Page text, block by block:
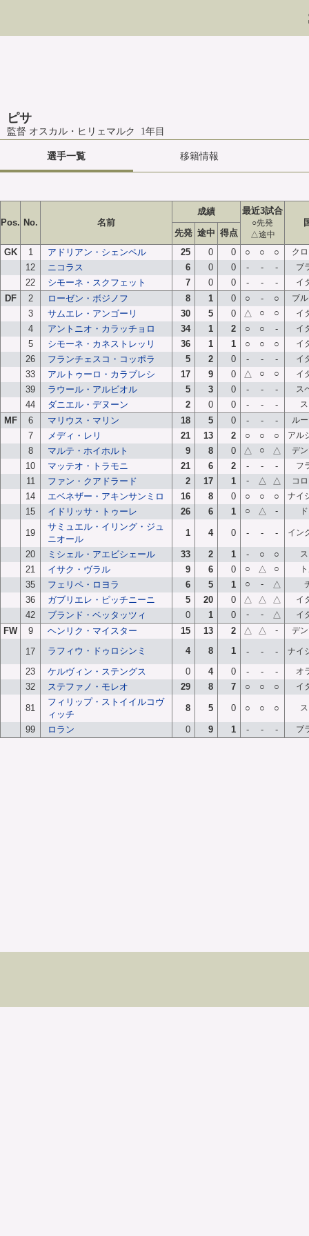
ピサ
監督 オスカル・ヒリェマルク 1年目
選手一覧 移籍情報
Pos. No. 名前
成績 最近3試合
○先発
△途中
先発 途中 得点
GK
1 アドリアン・シェンペル 25 0 0 ○ ○ ○ ク
12 ニコラス 6 0 0 - - - ブ
22 シモーネ・スクフェット 7 0 0 - - - イ
DF 2 ローゼン・ボジノフ 8 1 0 ○ - ○ ブ
3 サムエレ・アンゴーリ 30 5 0 △ ○ ○ イ
4 アントニオ・カラッチョロ 34 1 2 ○ ○ - イ
5 シモーネ・カネストレッリ 36 1 1 ○ ○ ○ イ
26 フランチェスコ・コッポラ 5 2 0 - - - イ
33 アルトゥーロ・カラブレシ 17 9 0 △ ○ ○ イ
39 ラウール・アルビオル 5 3 0 - - - ス
44 ダニエル・デヌーン 2 0 0 - - -
MF 6 マリウス・マリン 18 5 0 - - - ル
7 メディ・レリ 21 13 2 ○ ○ ○ アル
8 マルテ・ホイホルト 9 8 0 △ ○ △ デ
10 マッテオ・トラモニ 21 6 2 - - - フ
11 ファン・クアドラード 2 17 1 - △ △ コ
14 エベネザー・アキンサンミロ 16 8 0 ○ ○ ○ ナイ
15 イドリッサ・トゥーレ 26 6 1 ○ △ -
19
サミュエル・イリング・ジュ
ニオール
1 4 0 - - - イン
20 ミシェル・アエビシェール 33 2 1 - ○ ○
21 イサク・ヴラル 9 6 0 ○ △ ○
35 フェリペ・ロヨラ 6 5 1 ○ - △
36 ガブリエレ・ピッチニーニ 5 20 0 △ △ △ イ
42 ブランド・ベッタッツィ 0 1 0 - - △ イ
FW 9 ヘンリク・マイスター 15 13 2 △ △ - デ
17 ラフィウ・ドゥロシンミ 4 8 1 - - - ナイ
23 ケルヴィン・ステングス 0 4 0 - - - オ
32 ステファノ・モレオ 29 8 7 ○ ○ ○ イ
81
フィリップ・ストイイルコヴ
ィッチ
8 5 0 ○ ○ ○
99 ロラン 0 9 1 - - - ブ